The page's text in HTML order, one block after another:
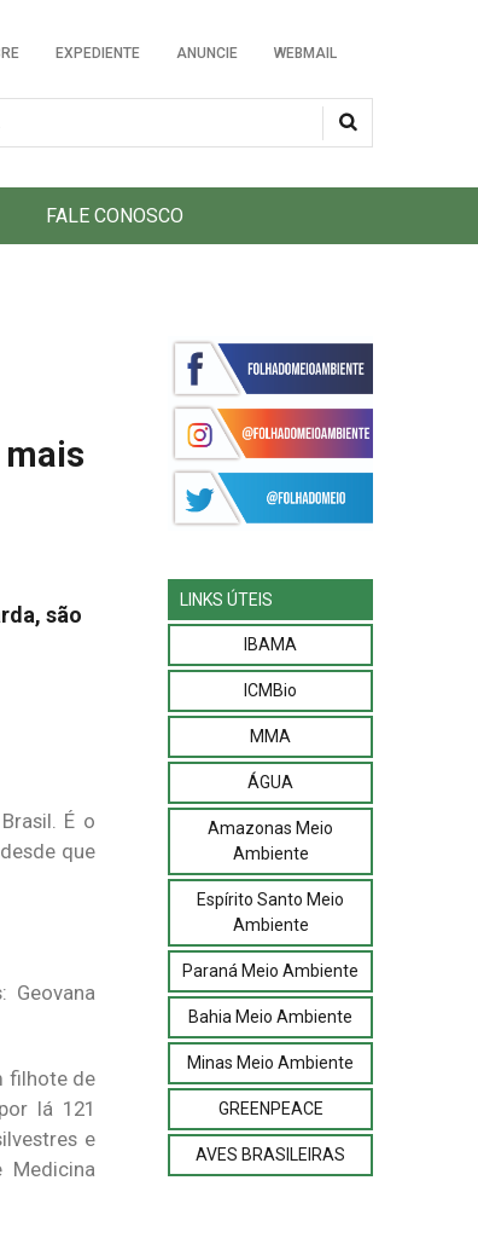
EXPEDIENTE ANUNCIE WEBMAIL
FALE CONOSCO
são
É o
que
Geovana
filhote de
lá 121
e
Medicina
LINKS ÚTEIS
IBAMA
ICMBio
MMA
ÁGUA
Amazonas Meio
Ambiente
Espírito Santo Meio
Ambiente
Paraná Meio Ambiente
Bahia Meio Ambiente
Minas Meio Ambiente
GREENPEACE
AVES BRASILEIRAS